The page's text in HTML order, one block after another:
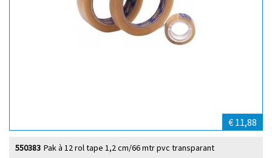
€ 11,88
Pak à 12 rol tape 1,2 cm/66 mtr pvc transparant
550383